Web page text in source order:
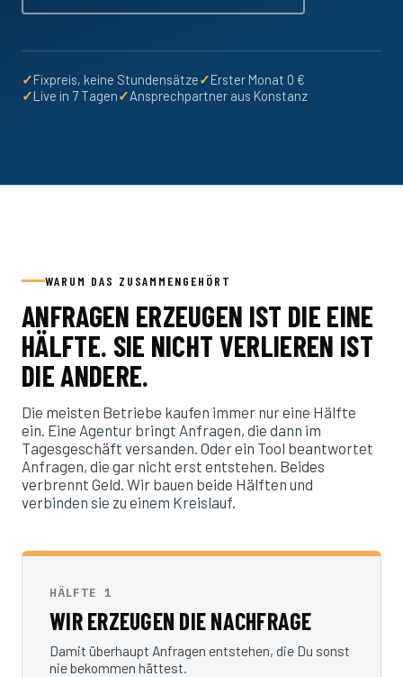
✓Fixpreis, keine Stundensätze✓Erster Monat 0 €
✓Live in 7 Tagen✓Ansprechpartner aus Konstanz
WARUM DAS ZUSAMMENGEHÖRT
ANFRAGEN ERZEUGEN IST DIE EINE
HÄLFTE. SIE NICHT VERLIEREN IST
DIE ANDERE.
Die meisten Betriebe kaufen immer nur eine Hälfte
ein. Eine Agentur bringt Anfragen, die dann im
Tagesgeschäft versanden. Oder ein Tool beantwortet
Anfragen, die gar nicht erst entstehen. Beides
verbrennt Geld. Wir bauen beide Hälften und
verbinden sie zu einem Kreislauf.
HÄLFTE 1
WIR ERZEUGEN DIE NACHFRAGE
Damit überhaupt Anfragen entstehen, die Du sonst
nie bekommen hättest.